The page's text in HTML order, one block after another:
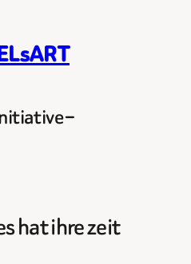
–
hat ihre zeit